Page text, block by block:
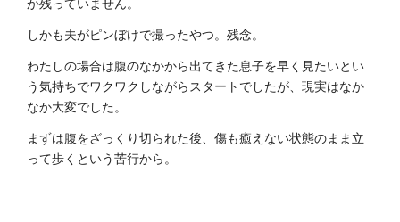
しかも夫がピンぼけで撮ったやつ。残念。
わたしの場合は腹のなかから出てきた息子を早く見たいとい
う気持ちでワクワクしながらスタートでしたが、現実はなか
なか大変でした。
まずは腹をざっくり切られた後、傷も癒えない状態のまま立
って歩くという苦行から。